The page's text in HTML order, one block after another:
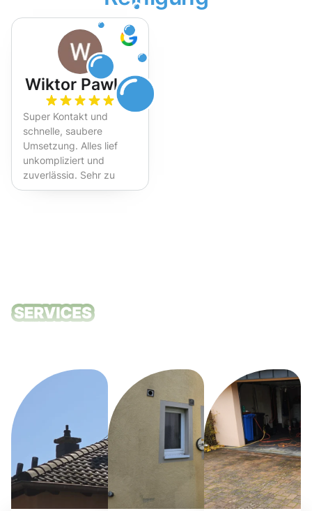
Wiktor Pawlak
Super Kontakt und
schnelle, saubere
Umsetzung. Alles lief
unkompliziert und
zuverlässig. Sehr zu
empfehlen!